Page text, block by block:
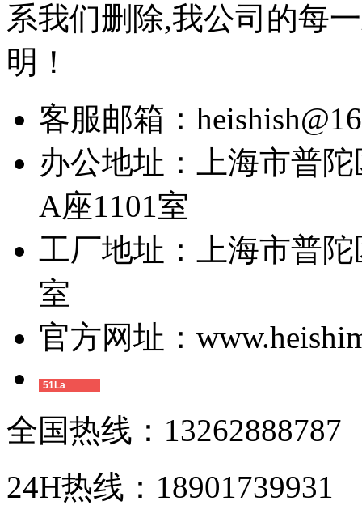
系我们删除,我公司的每
明！
客服邮箱：
办公地址：上海市普
A座1101室
工厂地址：上海市普
室
官方网址：
51La
全国热线：13262888787
24H热线：18901739931